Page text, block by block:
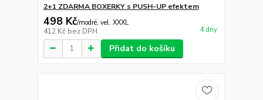
2+1 ZDARMA BOXERKY s PUSH-UP efektem
498 Kč/modré, vel. XXXL
412 Kč bez DPH 4 dny
Přidat do košíku